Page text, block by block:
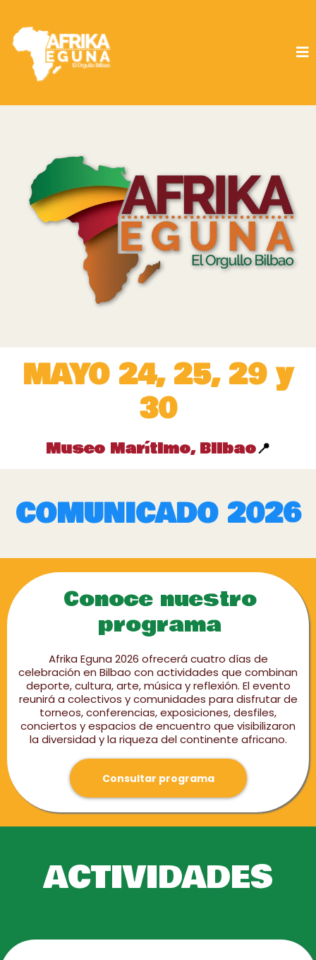
MAYO 24, 25, 29 y
30
Museo Marítimo, Bilbao📍
COMUNICADO 2026
Conoce nuestro
programa
Afrika Eguna 2026 ofrecerá cuatro días de
celebración en Bilbao con actividades que combinan
deporte, cultura, arte, música y reflexión. El evento
reunirá a colectivos y comunidades para disfrutar de
torneos, conferencias, exposiciones, desfiles,
conciertos y espacios de encuentro que visibilizaron
la diversidad y la riqueza del continente africano.
Consultar programa
ACTIVIDADES